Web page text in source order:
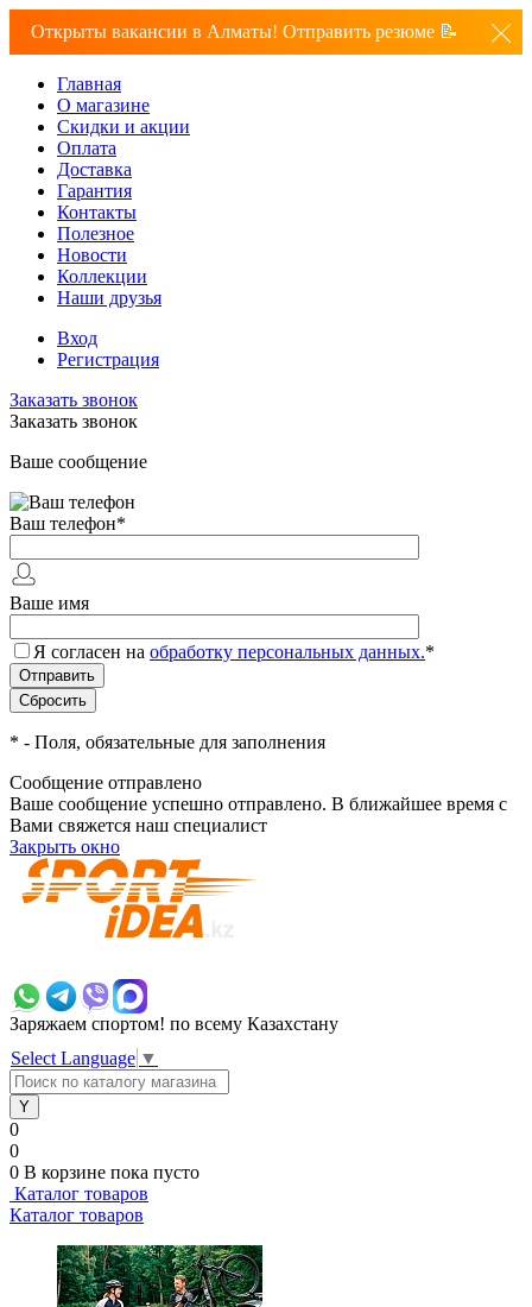
Открыты вакансии в Алматы! Отправить резюме 📝
Главная
О магазине
Скидки и акции
Оплата
Доставка
Гарантия
Контакты
Полезное
Новости
Коллекции
Наши друзья
Вход
Регистрация
Заказать звонок
Заказать звонок
Ваше сообщение
Ваш телефон*
Ваше имя
Я согласен на обработку персональных данных.*
* - Поля, обязательные для заполнения
Сообщение отправлено
Ваше сообщение успешно отправлено. В ближайшее время с
Вами свяжется наш специалист
Закрыть окно
Заряжаем спортом! по всему Казахстану
Select Language ▼
0
0
0 В корзине пока пусто
Каталог товаров
Каталог товаров